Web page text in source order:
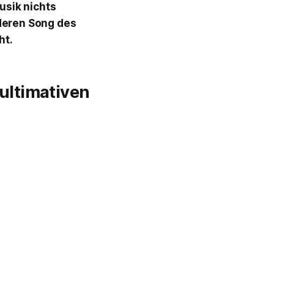
nichts
Song des